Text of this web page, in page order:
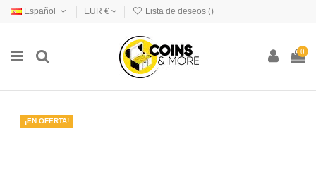
Español EUR € Lista de deseos ()
0
¡EN OFERTA!